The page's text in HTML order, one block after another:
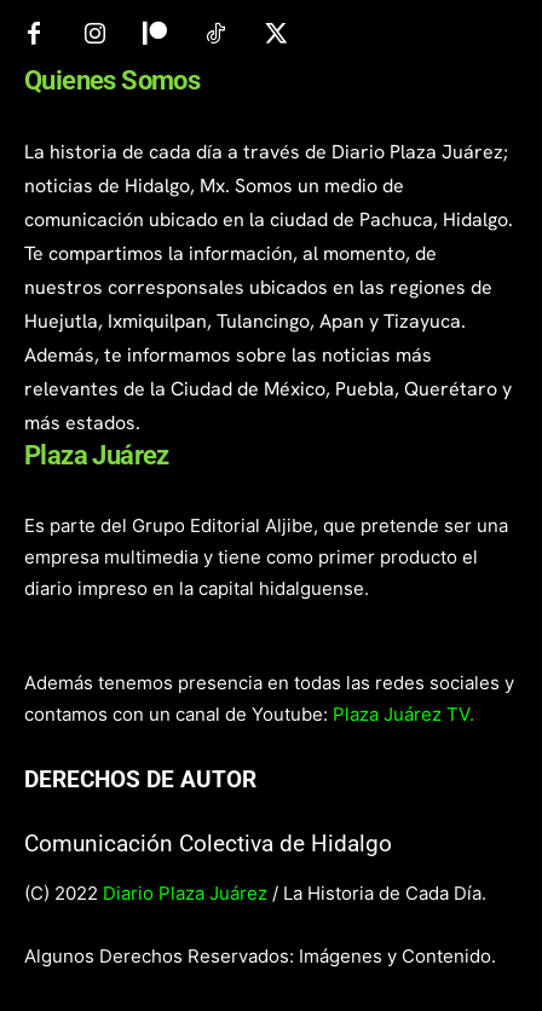
Quienes Somos
La historia de cada día a través de Diario Plaza Juárez;
noticias de Hidalgo, Mx. Somos un medio de
comunicación ubicado en la ciudad de Pachuca, Hidalgo.
Te compartimos la información, al momento, de
nuestros corresponsales ubicados en las regiones de
Huejutla, Ixmiquilpan, Tulancingo, Apan y Tizayuca.
Además, te informamos sobre las noticias más
relevantes de la Ciudad de México, Puebla, Querétaro y
más estados.
Plaza Juárez
Es parte del Grupo Editorial Aljibe, que pretende ser una
empresa multimedia y tiene como primer producto el
diario impreso en la capital hidalguense.
Además tenemos presencia en todas las redes sociales y
contamos con un canal de Youtube: Plaza Juárez TV.
DERECHOS DE AUTOR
Comunicación Colectiva de Hidalgo
(C) 2022 Diario Plaza Juárez / La Historia de Cada Día.
Algunos Derechos Reservados: Imágenes y Contenido.